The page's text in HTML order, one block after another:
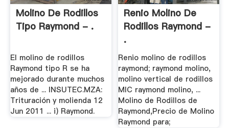
Molino De Rodillos
Tipo Raymond - .
El molino de rodillos
Raymond tipo R se ha
mejorado durante muchos
años de ... INSUTEC.MZA:
Trituración y molienda 12
Jun 2011 ... i) Raymond.
Renio Molino De
Rodillos Raymond -
.
Renio molino de rodillos
raymond; raymond molino,
molino vertical de rodillos
MIC raymond molino, ...
Molino de Rodillos de
Raymond,Precio de Molino
Raymond para;